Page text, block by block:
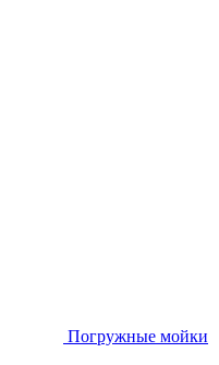
Погружные мойки